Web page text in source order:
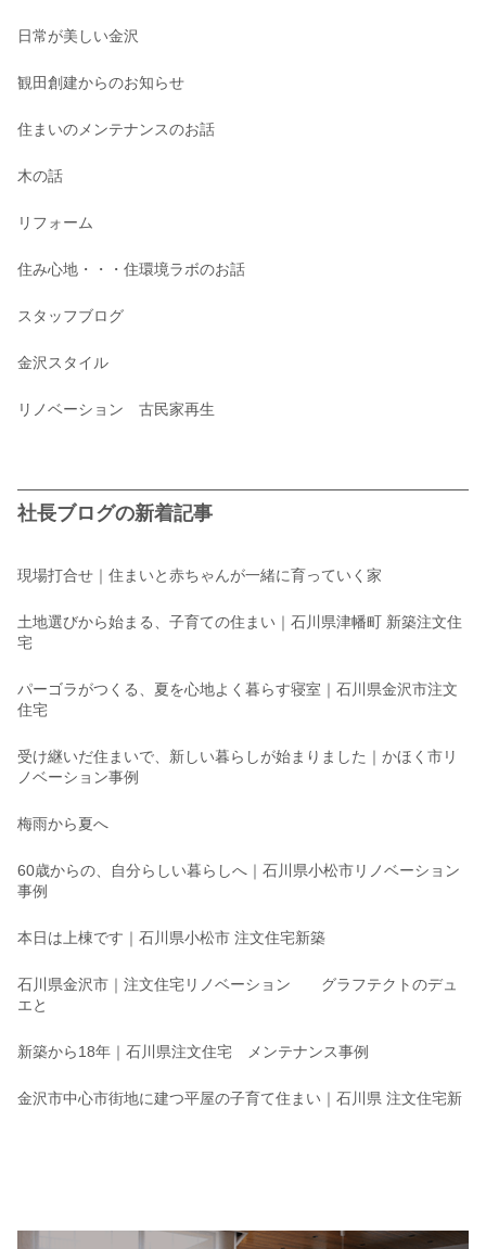
日常が美しい金沢
観田創建からのお知らせ
住まいのメンテナンスのお話
木の話
リフォーム
住み心地・・・住環境ラボのお話
スタッフブログ
金沢スタイル
リノベーション 古民家再生
社長ブログの新着記事
現場打合せ｜住まいと赤ちゃんが一緒に育っていく家
土地選びから始まる、子育ての住まい｜石川県津幡町 新築注文住
宅
パーゴラがつくる、夏を心地よく暮らす寝室｜石川県金沢市注文
住宅
受け継いだ住まいで、新しい暮らしが始まりました｜かほく市リ
ノベーション事例
梅雨から夏へ
60歳からの、自分らしい暮らしへ｜石川県小松市リノベーション
事例
本日は上棟です｜石川県小松市 注文住宅新築
石川県金沢市｜注文住宅リノベーション グラフテクトのデュ
エと
新築から18年｜石川県注文住宅 メンテナンス事例
金沢市中心市街地に建つ平屋の子育て住まい｜石川県 注文住宅新